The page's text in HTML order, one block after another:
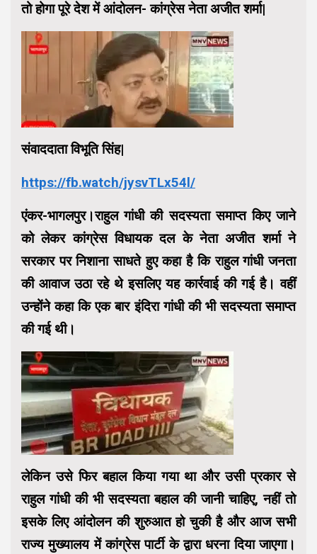
तो होगा पूरे देश में आंदोलन- कांग्रेस नेता अजीत शर्मा|
संवाददाता विभूति सिंह|
https://fb.watch/jysvTLx54l/
एंकर-भागलपुर।राहुल गांधी की सदस्यता समाप्त किए जाने
को लेकर कांग्रेस विधायक दल के नेता अजीत शर्मा ने
सरकार पर निशाना साधते हुए कहा है कि राहुल गांधी जनता
की आवाज उठा रहे थे इसलिए यह कार्रवाई की गई है। वहीं
उन्होंने कहा कि एक बार इंदिरा गांधी की भी सदस्यता समाप्त
की गई थी।
लेकिन उसे फिर बहाल किया गया था और उसी प्रकार से
राहुल गांधी की भी सदस्यता बहाल की जानी चाहिए, नहीं तो
इसके लिए आंदोलन की शुरुआत हो चुकी है और आज सभी
राज्य मुख्यालय में कांग्रेस पार्टी के द्वारा धरना दिया जाएगा।